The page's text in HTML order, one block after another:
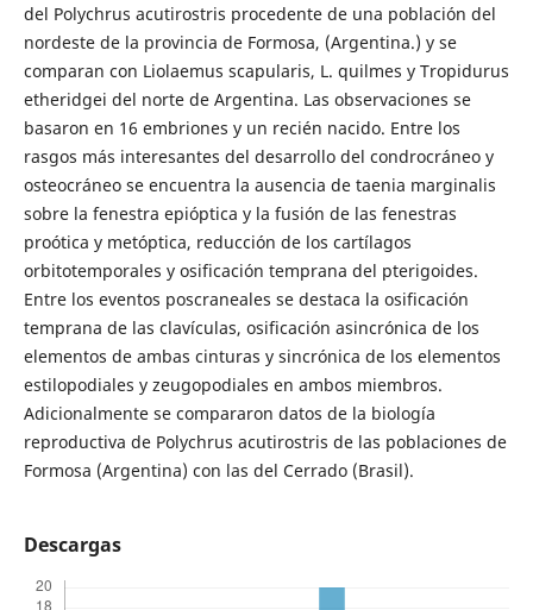
del Polychrus acutirostris procedente de una población del
nordeste de la provincia de Formosa, (Argentina.) y se
comparan con Liolaemus scapularis, L. quilmes y Tropidurus
etheridgei del norte de Argentina. Las observaciones se
basaron en 16 embriones y un recién nacido. Entre los
rasgos más interesantes del desarrollo del condrocráneo y
osteocráneo se encuentra la ausencia de taenia marginalis
sobre la fenestra epióptica y la fusión de las fenestras
proótica y metóptica, reducción de los cartílagos
orbitotemporales y osificación temprana del pterigoides.
Entre los eventos poscraneales se destaca la osificación
temprana de las clavículas, osificación asincrónica de los
elementos de ambas cinturas y sincrónica de los elementos
estilopodiales y zeugopodiales en ambos miembros.
Adicionalmente se compararon datos de la biología
reproductiva de Polychrus acutirostris de las poblaciones de
Formosa (Argentina) con las del Cerrado (Brasil).
Descargas